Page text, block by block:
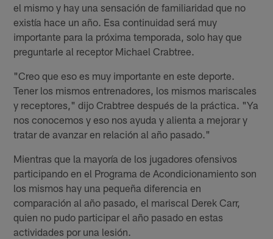
el mismo y hay una sensación de familiaridad que no
existía hace un año. Esa continuidad será muy
importante para la próxima temporada, solo hay que
preguntarle al receptor Michael Crabtree.
"Creo que eso es muy importante en este deporte.
Tener los mismos entrenadores, los mismos mariscales
y receptores," dijo Crabtree después de la práctica. "Ya
nos conocemos y eso nos ayuda y alienta a mejorar y
tratar de avanzar en relación al año pasado."
Mientras que la mayoría de los jugadores ofensivos
participando en el Programa de Acondicionamiento son
los mismos hay una pequeña diferencia en
comparación al año pasado, el mariscal Derek Carr,
quien no pudo participar el año pasado en estas
actividades por una lesión.